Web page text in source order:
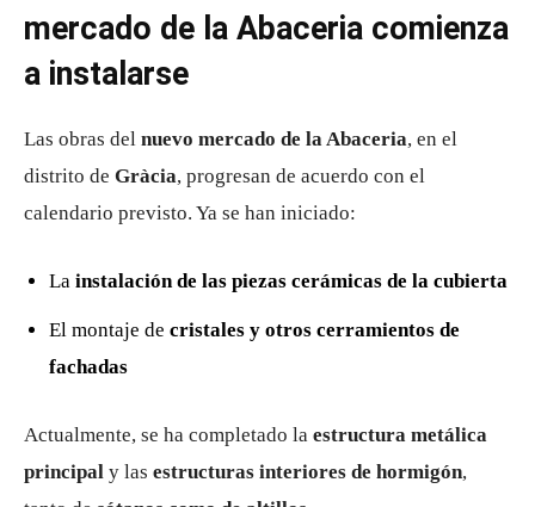
mercado de la Abaceria comienza
a instalarse
Las obras del nuevo mercado de la Abaceria, en el
distrito de Gràcia, progresan de acuerdo con el
calendario previsto. Ya se han iniciado:
La instalación de las piezas cerámicas de la cubierta
El montaje de cristales y otros cerramientos de
fachadas
Actualmente, se ha completado la estructura metálica
principal y las estructuras interiores de hormigón,